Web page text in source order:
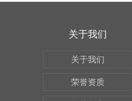
关于我们
关于我们
荣誉资质